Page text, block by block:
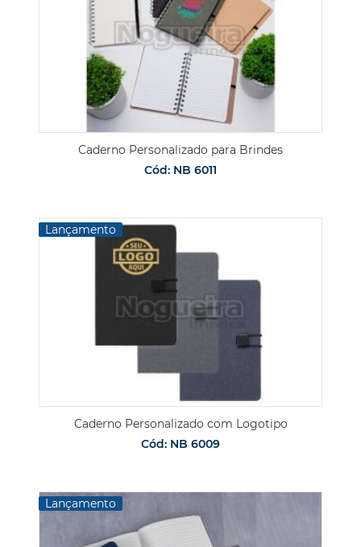
Caderno Personalizado para Brindes
Cód: NB 6011
Lançamento
Caderno Personalizado com Logotipo
Cód: NB 6009
Lançamento